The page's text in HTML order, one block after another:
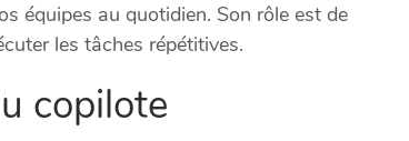
équipes au quotidien. Son rôle est de
les tâches répétitives.
copilote